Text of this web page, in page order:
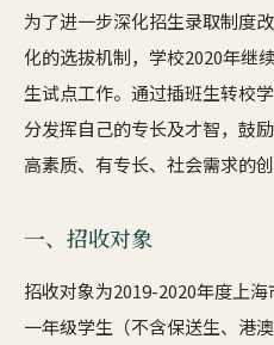
为了进一步深化招生录取制度
化的选拔机制，学校2020年继
生试点工作。通过插班生转校
分发挥自己的专长及才智，鼓
高素质、有专长、社会需求的创
一、招收对象
招收对象为2019-2020年度上
一年级学生（不含保送生、港